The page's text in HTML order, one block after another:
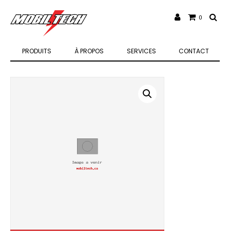
PRODUITS À PROPOS SERVICES CONTACT
0